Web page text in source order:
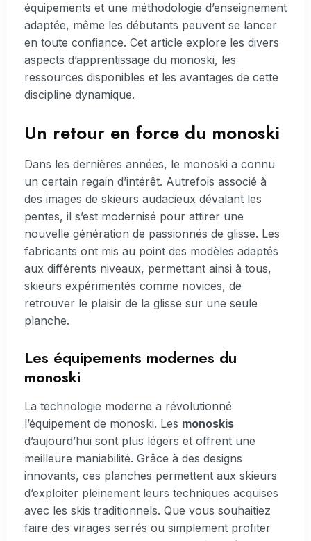
équipements et une méthodologie d’enseignement
adaptée, même les débutants peuvent se lancer
en toute confiance. Cet article explore les divers
aspects d’apprentissage du monoski, les
ressources disponibles et les avantages de cette
discipline dynamique.
Un retour en force du monoski
Dans les dernières années, le monoski a connu
un certain regain d’intérêt. Autrefois associé à
des images de skieurs audacieux dévalant les
pentes, il s’est modernisé pour attirer une
nouvelle génération de passionnés de glisse. Les
fabricants ont mis au point des modèles adaptés
aux différents niveaux, permettant ainsi à tous,
skieurs expérimentés comme novices, de
retrouver le plaisir de la glisse sur une seule
planche.
Les équipements modernes du
monoski
La technologie moderne a révolutionné
l’équipement de monoski. Les monoskis
d’aujourd’hui sont plus légers et offrent une
meilleure maniabilité. Grâce à des designs
innovants, ces planches permettent aux skieurs
d’exploiter pleinement leurs techniques acquises
avec les skis traditionnels. Que vous souhaitiez
faire des virages serrés ou simplement profiter